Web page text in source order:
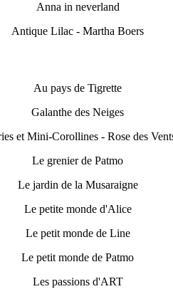
Anna in neverland
Antique Lilac - Martha Boers
Au pays de Tigrette
Galanthe des Neiges
et Mini-Corollines - Rose des
Le grenier de Patmo
Le jardin de la Musaraigne
Le petite monde d'Alice
Le petit monde de Line
Le petit monde de Patmo
Les passions d'ART